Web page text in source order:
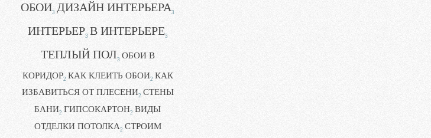
ОБОИ3 ДИЗАЙН ИНТЕРЬЕРА3
ИНТЕРЬЕР3 В ИНТЕРЬЕРЕ3
ТЕПЛЫЙ ПОЛ3 ОБОИ В
КОРИДОР2 КАК КЛЕИТЬ ОБОИ2 КАК
ИЗБАВИТЬСЯ ОТ ПЛЕСЕНИ2 СТЕНЫ
БАНИ2 ГИПСОКАРТОН2 ВИДЫ
ОТДЕЛКИ ПОТОЛКА2 СТРОИМ